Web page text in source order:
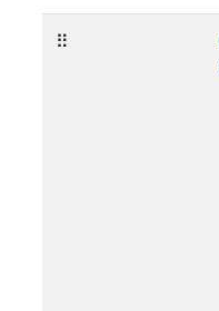
⠿